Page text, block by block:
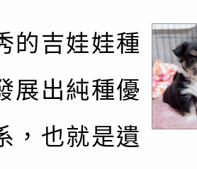
的吉娃娃種
展出純種優
，也就是遺